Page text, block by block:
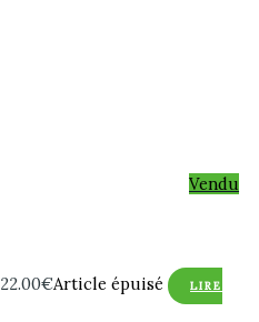
Vendu
22.00€Article épuisé
LIRE